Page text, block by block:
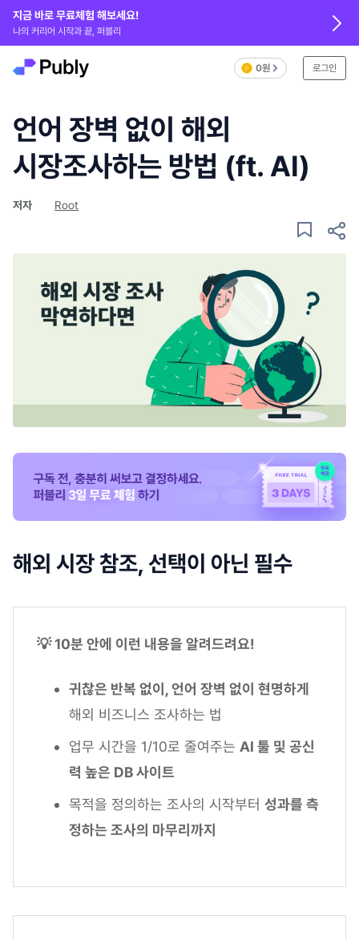
지금 바로 무료체험 해보세요!
나의 커리어 시작과 끝, 퍼블리
0원 로그인
언어 장벽 없이 해외
시장조사하는 방법 (ft. AI)
저자 Root
해외 시장 참조, 선택이 아닌 필수
💡 10분 안에 이런 내용을 알려드려요!
귀찮은 반복 없이, 언어 장벽 없이 현명하게
해외 비즈니스 조사하는 법
업무 시간을 1/10로 줄여주는 AI 툴 및 공신
력 높은 DB 사이트
목적을 정의하는 조사의 시작부터 성과를 측
정하는 조사의 마무리까지